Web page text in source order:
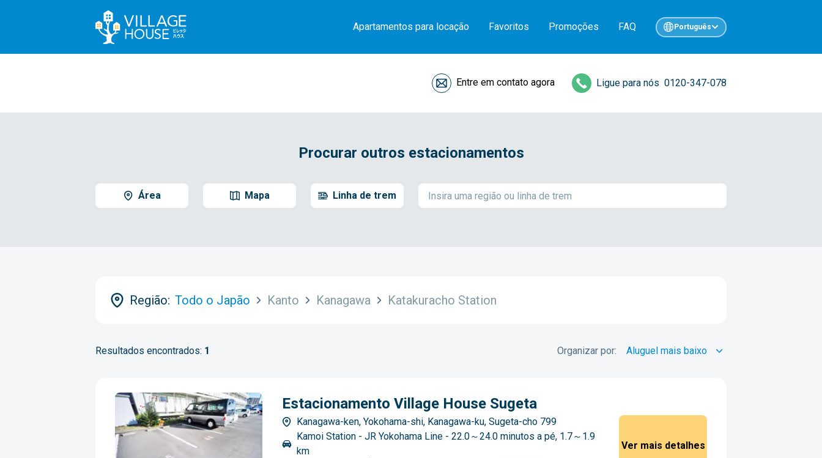
Apartamentos para locação Favoritos Promoções FAQ Português
Entre em contato agora Ligue para nós 0120-347-078
Procurar outros estacionamentos
Área Mapa Linha de trem
Região: Todo o Japão Kanto Kanagawa Katakuracho Station
Resultados encontrados: 1 Organizar por:
Estacionamento Village House Sugeta
Kanagawa-ken, Yokohama-shi, Kanagawa-ku, Sugeta-cho 799
Kamoi Station - JR Yokohama Line - 22.0～24.0 minutos a pé, 1.7～1.9
km
Ver mais detalhes